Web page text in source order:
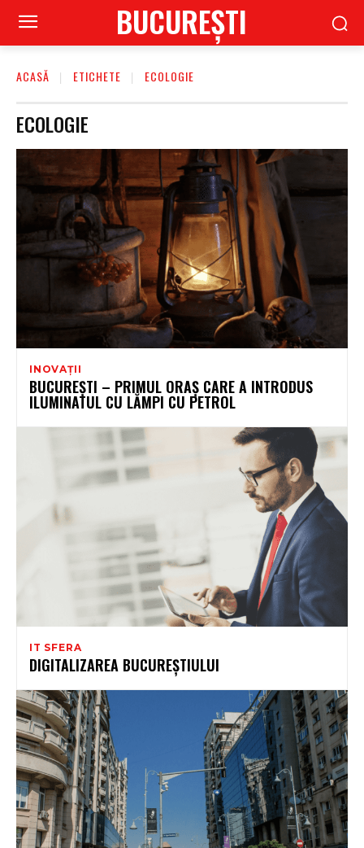
BUCUREŞTI
ACASĂ ETICHETE ECOLOGIE
ECOLOGIE
INOVAȚII
BUCUREȘTI – PRIMUL ORAȘ CARE A INTRODUS
ILUMINATUL CU LĂMPI CU PETROL
IT SFERA
DIGITALIZAREA BUCUREȘTIULUI